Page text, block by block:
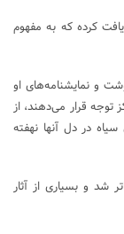
دریافت کرده که به مفهوم
و نمایشنامه‌های او
قرار می‌دهند، از
در دل آنها نهفته
شد و بسیاری از آثار